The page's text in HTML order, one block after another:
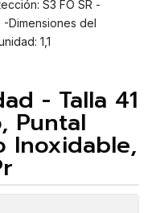
S3 FO SR -
-Dimensiones del
1,1
- Talla 41
Puntal
Inoxidable,